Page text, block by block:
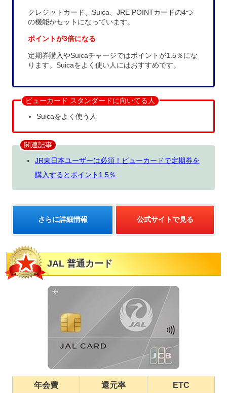
クレジットカード、Suica、JRE POINTカードの4つ
の機能がセットになっています。
ポイントが3倍になる
定期券購入やSuicaチャージではポイントが1.5％にな
ります。Suicaをよく使い人にはおすすめです。
ビューカード スタンダードに向いてる人
Suicaをよく使う人
関連記事
JR東日本ユーザーは必須！ビューカードで定期券を
購入するとポイント1.5％
さらに詳細情報 公式サイトで見る
JAL 普通カード
年会費 還元率 ETC